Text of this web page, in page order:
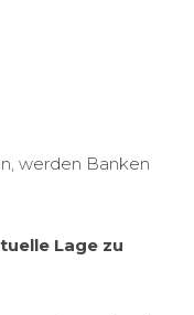
werden Banken
Lage zu